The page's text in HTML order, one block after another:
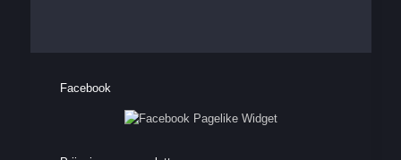
Facebook